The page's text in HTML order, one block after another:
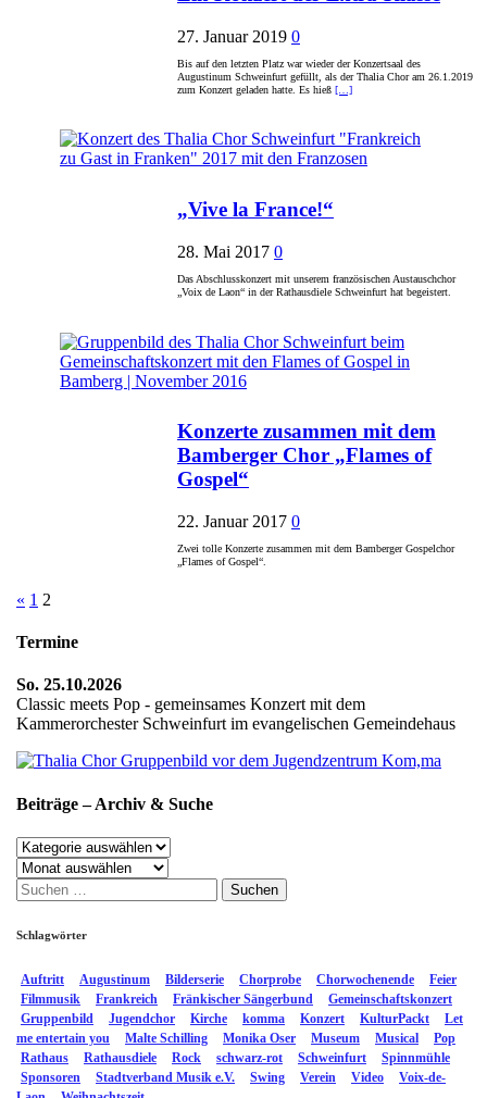
27. Januar 2019 0
Bis auf den letzten Platz war wieder der Konzertsaal des
Augustinum Schweinfurt gefüllt, als der Thalia Chor am 26.1.2019
zum Konzert geladen hatte. Es hieß […]
„Vive la France!“
28. Mai 2017 0
Das Abschlusskonzert mit unserem französischen Austauschchor
„Voix de Laon“ in der Rathausdiele Schweinfurt hat begeistert.
Konzerte zusammen mit dem
Bamberger Chor „Flames of
Gospel“
22. Januar 2017 0
Zwei tolle Konzerte zusammen mit dem Bamberger Gospelchor
„Flames of Gospel“.
Seitennummerierung
der
« 1 2
Termine
So. 25.10.2026
Classic meets Pop - gemeinsames Konzert mit dem
Kammerorchester Schweinfurt im evangelischen Gemeindehaus
Beiträge – Archiv & Suche
Beiträge
–
Archiv
&
Archiv
Suchen
nach:
Schlagwörter
Auftritt Augustinum Bilderserie Chorprobe Chorwochenende
Feier
Filmmusik
Frankreich Fränkischer Sängerbund
Gemeinschaftskonzert
Gruppenbild
Jugendchor Kirche komma Konzert KulturPackt
Let
me entertain you
Malte Schilling Monika Oser Museum Musical
Pop
Rathaus
Rathausdiele Rock schwarz-rot Schweinfurt
Spinnmühle
Sponsoren
Stadtverband Musik e.V. Swing Verein Video
Voix-de-